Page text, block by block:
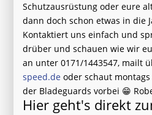
Schutzausrüstung oder eure
dann doch schon etwas in die
Kontaktiert uns einfach und
drüber und schauen wie wir
an unter 0171/1443547, mailt
speed.de oder schaut
der Bladeguards vorbei 😁
Hier geht's direkt